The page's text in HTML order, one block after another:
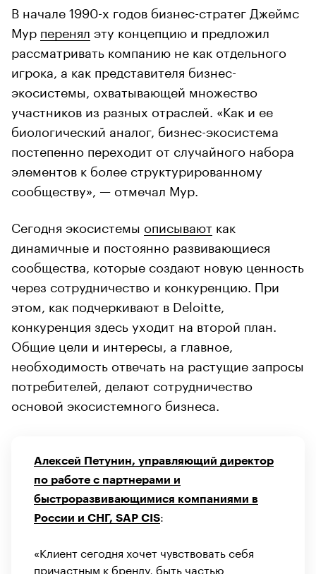
В начале 1990-х годов бизнес-стратег Джеймс
Мур перенял эту концепцию и предложил
рассматривать компанию не как отдельного
игрока, а как представителя бизнес-
экосистемы, охватывающей множество
участников из разных отраслей. «Как и ее
биологический аналог, бизнес-экосистема
постепенно переходит от случайного набора
элементов к более структурированному
сообществу», — отмечал Мур.
Сегодня экосистемы описывают как
динамичные и постоянно развивающиеся
сообщества, которые создают новую ценность
через сотрудничество и конкуренцию. При
этом, как подчеркивают в Deloitte,
конкуренция здесь уходит на второй план.
Общие цели и интересы, а главное,
необходимость отвечать на растущие запросы
потребителей, делают сотрудничество
основой экосистемного бизнеса.
Алексей Петунин, управляющий директор
по работе с партнерами и
быстроразвивающимися компаниями в
России и СНГ, SAP CIS:
«Клиент сегодня хочет чувствовать себя
причастным к бренду, быть частью